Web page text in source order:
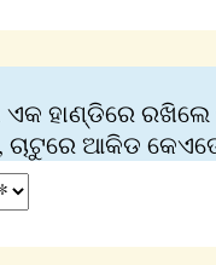
ହାଣ୍ଡିରେ
ଚାଟୁରେ ଆକିଡ